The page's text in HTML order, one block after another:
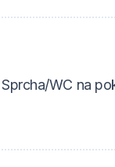
Sprcha/WC na